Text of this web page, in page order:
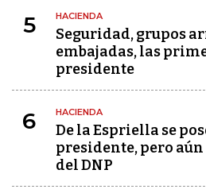
5 HACIENDA
Seguridad, grupos
embajadas, las
presidente
6 HACIENDA
De la Espriella se
presidente, pero
del DNP